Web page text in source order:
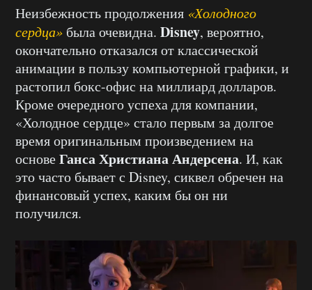
Неизбежность продолжения «Холодного
сердца» была очевидна. Disney, вероятно,
окончательно отказался от классической
анимации в пользу компьютерной графики, и
растопил бокс-офис на миллиард долларов.
Кроме очередного успеха для компании,
«Холодное сердце» стало первым за долгое
время оригинальным произведением на
основеГанса Христиана Андерсена. И, как
это часто бывает с Disney, сиквел обречен на
финансовый успех, каким бы он ни
получился.